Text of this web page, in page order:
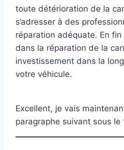
toute détérioration de la
s’adresser à des
réparation adéquate. En
dans la réparation de la
investissement dans la
votre véhicule.
Excellent, je vais
paragraphe suivant sous le